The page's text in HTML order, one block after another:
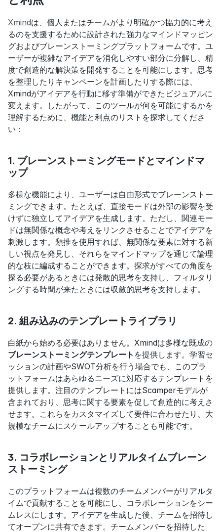
Xmindは、個人またはチームがより明確かつ協力的に考え
るのを支援するために設計された強力なマインドマッピン
グおよびブレーンストーミングプラットフォームです。ユ
ーザーが複雑なアイデアを消化しやすい部分に分解し、精
度で創造的な解決策を開発することを可能にします。思考
を整理したりキャンペーンを計画したりする際には、
Xmindがアイデアを行動に移す準備ができたビジュアルに
変えます。したがって、このツールが何を可能にするかを
理解するために、機能と利点のリストを探求してくださ
い：
1. ブレーンストーミングモードとマインドマ
ップ
多様な機能により、ユーザーは自由形式でブレーンストー
ミングできます。たとえば、直接モードは外部の影響を受
けずに独立してアイデアを生成します。ただし、関連モー
ドは無関係な概念や考えをリンクさせることでアイデアを
刺激します。類推を使用すれば、無関係な要素に対する新
しい視点を発見し、それらをマインドマップを通じて論理
的な枝に編成することができます。探求がすべての角度を
探る必要があるときには発散的思考を支持し、フィルタリ
ングする時間が来たときには収斂的思考を支持します。
2. 組み込みのテンプレートライブラリ
白紙から始める必要はありません。Xmindは多様な既成の
ブレーンストーミングテンプレート を提供します。学習セ
ッションの計画やSWOT分析を行う場合でも、このプラ
ットフォームはあらゆるニーズに対応するテンプレートを
提供します。注目のテンプレートにはScamperモデルが
含まれており、思考に関する要素を促して創造的に考えさ
せます。これらをカスタマイズして要件に合わせたり、大
規模なチームにスケールアップすることも可能です。
3. コラボレーションとリアルタイムブレーン
ストーミング
このプラットフォームは複数のチームメンバーがリアルタ
イムで貢献することを可能にし、コラボレーションをシー
ムレスにします。アイデアを生成した後、チームを招待し
てオープンに共有できます。チームメンバーを招待した